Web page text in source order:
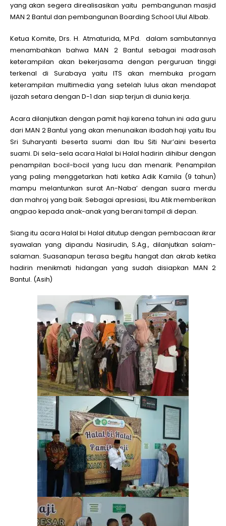
yang akan segera direalisasikan yaitu pembangunan masjid
MAN 2 Bantul dan pembangunan Boarding School Ulul Albab.
Ketua Komite, Drs. H. Atmaturida, M.Pd. dalam sambutannya
menambahkan bahwa MAN 2 Bantul sebagai madrasah
keterampilan akan bekerjasama dengan perguruan tinggi
terkenal di Surabaya yaitu ITS akan membuka progam
keterampilan multimedia yang setelah lulus akan mendapat
ijazah setara dengan D-1 dan siap terjun di dunia kerja.
Acara dilanjutkan dengan pamit haji karena tahun ini ada guru
dari MAN 2 Bantul yang akan menunaikan ibadah haji yaitu Ibu
Sri Suharyanti beserta suami dan Ibu Siti Nur’aini beserta
suami. Di sela-sela acara Halal bi Halal hadirin dihibur dengan
penampilan bocil-bocil yang lucu dan menarik. Penampilan
yang paling menggetarkan hati ketika Adik Kamila (9 tahun)
mampu melantunkan surat An-Naba’ dengan suara merdu
dan mahroj yang baik. Sebagai apresiasi, Ibu Atik memberikan
angpao kepada anak-anak yang berani tampil di depan.
Siang itu acara Halal bi Halal ditutup dengan pembacaan ikrar
syawalan yang dipandu Nasirudin, S.Ag., dilanjutkan salam-
salaman. Suasanapun terasa begitu hangat dan akrab ketika
hadirin menikmati hidangan yang sudah disiapkan MAN 2
Bantul. (Asih)